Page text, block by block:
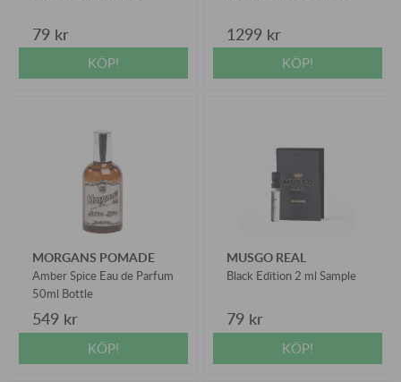
79 kr
KÖP!
1299 kr
KÖP!
MORGANS POMADE
Amber Spice Eau de Parfum
50ml Bottle
549 kr
KÖP!
MUSGO REAL
Black Edition 2 ml Sample
79 kr
KÖP!